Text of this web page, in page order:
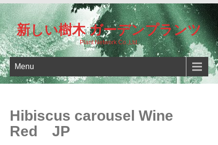
新しい樹木 ガーデンプランツ
Plant Network Co.,Ltd.
Menu
Hibiscus carousel Wine
Red JP